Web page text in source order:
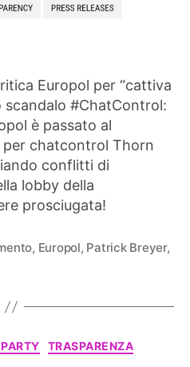
Europol per “cattiva
scandalo #ChatControl:
è passato al
chatcontrol Thorn
conflitti di
lobby della
prosciugata!
, Europol, Patrick Breyer,
CategorieTRASPARENZA